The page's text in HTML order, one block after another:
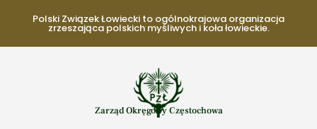
Polski Związek Łowiecki to ogólnokrajowa organizacja
zrzeszająca polskich myśliwych i koła łowieckie.
Zarząd Okręgowy Częstochowa